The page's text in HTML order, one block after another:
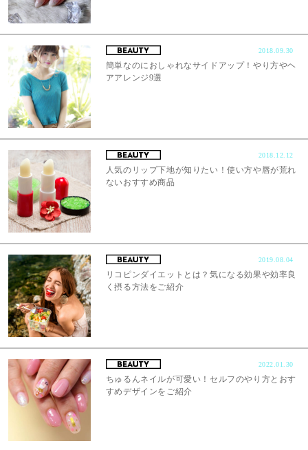
2018.09.30
簡単なのにおしゃれなサイドアップ！やり方やヘ
アアレンジ9選
2018.12.12
人気のリップ下地が知りたい！使い方や唇が荒れ
ないおすすめ商品
2019.08.04
リコピンダイエットとは？気になる効果や効率良
く摂る方法をご紹介
2022.01.30
ちゅるんネイルが可愛い！セルフのやり方とおす
すめデザインをご紹介